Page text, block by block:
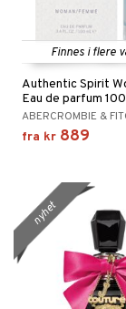
Finnes i flere
Authentic Spirit
Eau de parfum
ABERCROMBIE &
fra kr 889
nyhet
& Bart
10
2: Eksfolier
3: Tilfør fukt
og kroppspleie
og leppepleie
Elixir